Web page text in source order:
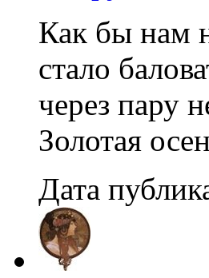
Как бы нам
стало
через пару
Золотая
Дата